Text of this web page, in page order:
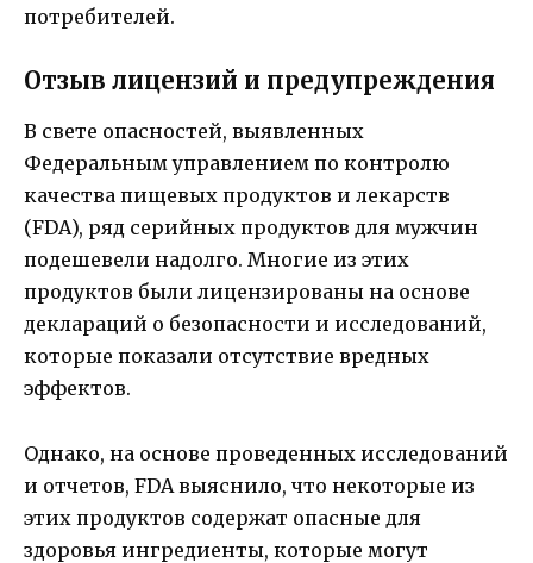
потребителей.
Отзыв лицензий и предупреждения
В свете опасностей, выявленных
Федеральным управлением по контролю
качества пищевых продуктов и лекарств
(FDA), ряд серийных продуктов для мужчин
подешевели надолго. Многие из этих
продуктов были лицензированы на основе
деклараций о безопасности и исследований,
которые показали отсутствие вредных
эффектов.
Однако, на основе проведенных исследований
и отчетов, FDA выяснило, что некоторые из
этих продуктов содержат опасные для
здоровья ингредиенты, которые могут